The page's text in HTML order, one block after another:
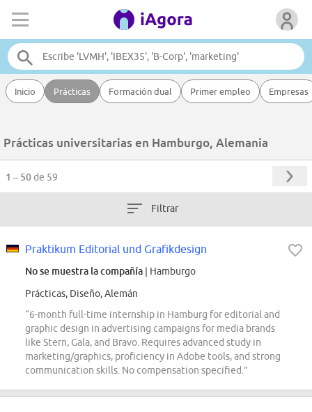
Inicio Prácticas Formación dual Primer empleo Empresas
Prácticas universitarias en Hamburgo, Alemania
1 – 50de 59
Filtrar
Praktikum Editorial und Grafikdesign
No se muestra la compañía | Hamburgo
Prácticas, Diseño, Alemán
“6-month full-time internship in Hamburg for editorial and
graphic design in advertising campaigns for media brands
like Stern, Gala, and Bravo. Requires advanced study in
marketing/graphics, proficiency in Adobe tools, and strong
communication skills. No compensation specified.”